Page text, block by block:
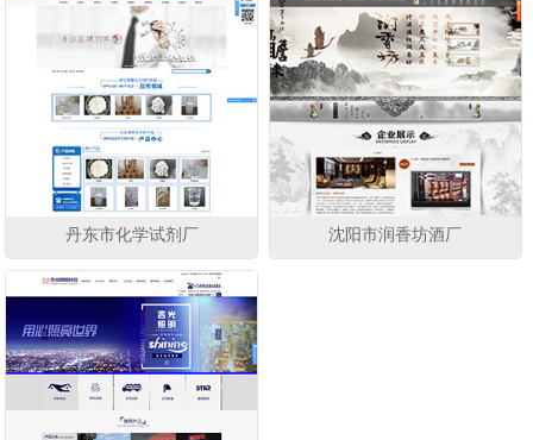
丹东市化学试剂厂 沈阳市润香坊酒厂